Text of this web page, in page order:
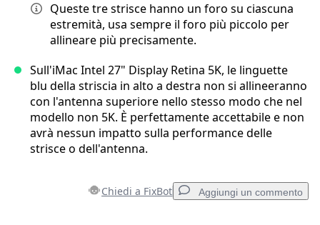
Queste tre strisce hanno un foro su ciascuna
estremità, usa sempre il foro più piccolo per
allineare più precisamente.
Sull'iMac Intel 27" Display Retina 5K, le linguette
blu della striscia in alto a destra non si allineeranno
con l'antenna superiore nello stesso modo che nel
modello non 5K. È perfettamente accettabile e non
avrà nessun impatto sulla performance delle
strisce o dell'antenna.
Chiedi a FixBot Aggiungi un commento